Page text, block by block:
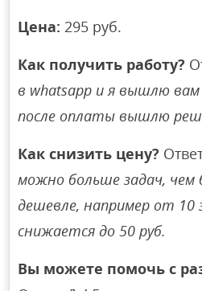
Цена: 295 руб.
Как получить работу?
в whatsapp и я вышлю
после оплаты вышлю
Как снизить цену?
можно больше задач,
дешевле, например от 10
снижается до 50 руб.
Вы можете помочь с